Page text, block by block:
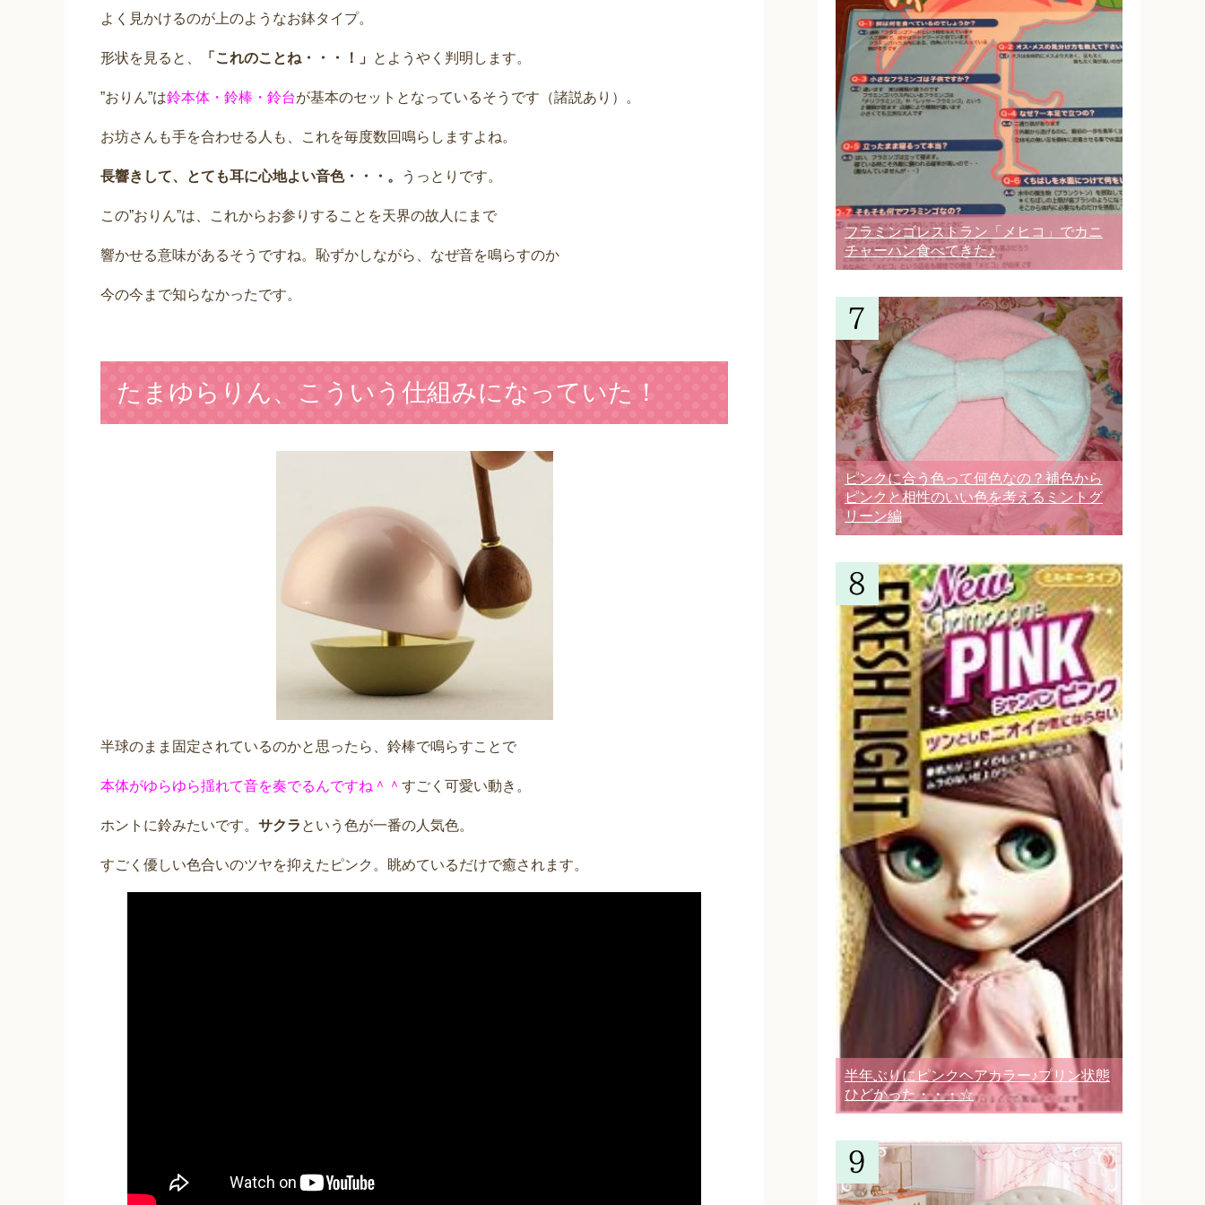
よく見かけるのが上のようなお鉢タイプ。
形状を見ると、 「これのことね・・・！」 とようやく判明します。
”おりん”は鈴本体・鈴棒・鈴台が基本のセットとなっているそうです（諸説あり）。
お坊さんも手を合わせる人も、これを毎度数回鳴らしますよね。
長響きして、とても耳に心地よい音色・・・。 うっとりです。
この”おりん”は、これからお参りすることを天界の故人にまで
響かせる意味があるそうですね。恥ずかしながら、なぜ音を鳴らすのか
今の今まで知らなかったです。
たまゆらりん、こういう仕組みになっていた！
半球のまま固定されているのかと思ったら、鈴棒で鳴らすことで
本体がゆらゆら揺れて音を奏でるんですね＾＾ すごく可愛い動き。
ホントに鈴みたいです。 サクラ という色が一番の人気色。
すごく優しい色合いのツヤを抑えたピンク。眺めているだけで癒されます。
フラミンゴレストラン「メヒコ」でカニ
チャーハン食べてきた♪
ピンクに合う色って何色なの？補色から
ピンクと相性のいい色を考えるミントグ
リーン編
半年ぶりにピンクヘアカラー♪プリン状態
ひどかった・・・☆